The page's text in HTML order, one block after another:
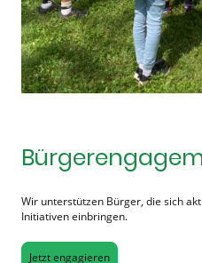
Wir unterstützen Bürger, die sich
Initiativen einbringen.
Jetzt engagieren